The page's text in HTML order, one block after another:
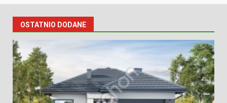
OSTATNIO DODANE